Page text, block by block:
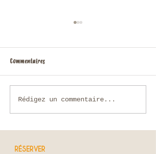
Voyage sur mesure en Thaïlande :
comment organiser un séjour
Commentaires
Rédigez un commentaire...
RÉSERVER